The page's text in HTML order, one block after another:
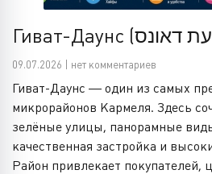
09.07.2026 | нет комментариев
Гиват-Даунс — один из самых
микрорайонов Кармеля. Здесь
зелёные улицы, панорамные
качественная застройка и
Район привлекает покупателей,